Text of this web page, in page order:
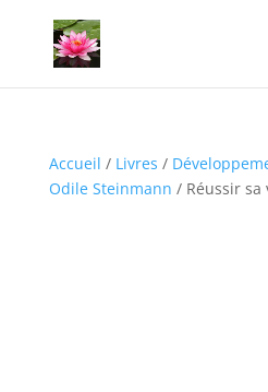
Accueil / Livres /
Odile Steinmann / Réussir sa